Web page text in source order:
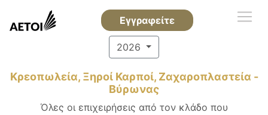
Εγγραφείτε
2026
Κρεοπωλεία, Ξηροί Καρποί, Ζαχαροπλαστεία -
Βύρωνας
Όλες οι επιχειρήσεις από τον κλάδο που